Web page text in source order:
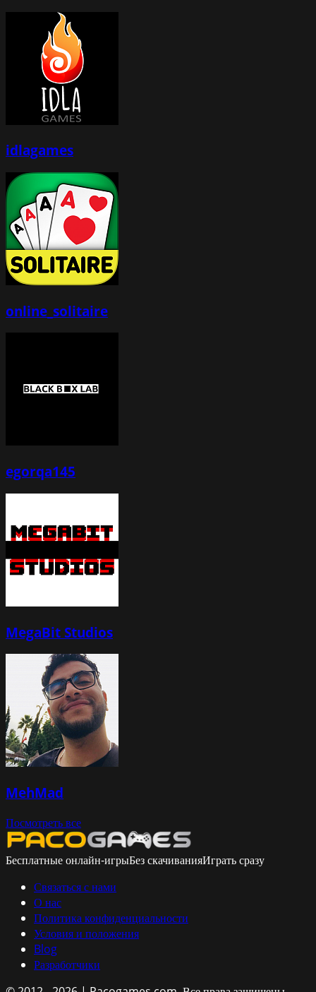
idlagames
online_solitaire
egorqa145
MegaBit Studios
MehMad
Посмотреть все
Бесплатные онлайн-игрыБез скачиванияИграть сразу
Связаться с нами
О нас
Политика конфиденциальности
Условия и положения
Blog
Разработчики